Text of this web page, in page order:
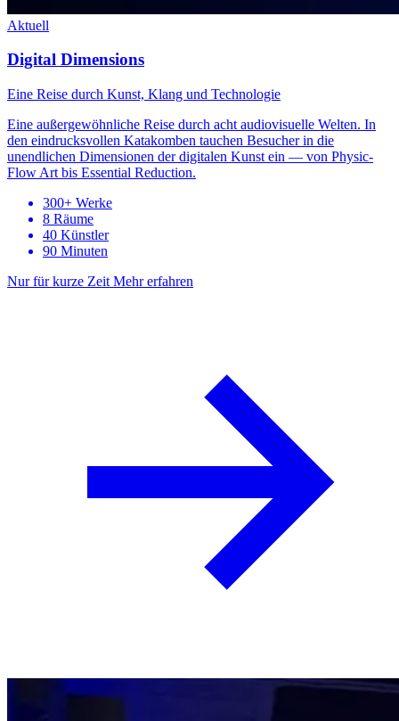
Aktuell
Digital Dimensions
Eine Reise durch Kunst, Klang und Technologie
Eine außergewöhnliche Reise durch acht audiovisuelle Welten. In
den eindrucksvollen Katakomben tauchen Besucher in die
unendlichen Dimensionen der digitalen Kunst ein — von Physic-
Flow Art bis Essential Reduction.
300+ Werke
8 Räume
40 Künstler
90 Minuten
Nur für kurze Zeit Mehr erfahren